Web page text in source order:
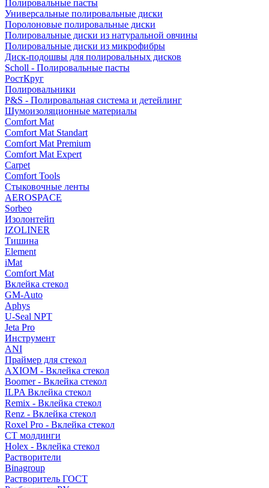
Полировальные пасты
Универсальные полировальные диски
Поролоновые полировальные диски
Полировальные диски из натуральной овчины
Полировальные диски из микрофибры
Диск-подошвы для полировальных дисков
Scholl - Полировальные пасты
РостКруг
Полировальники
P&S - Полировальная система и детейлинг
Шумоизоляционные материалы
Comfort Mat
Comfort Mat Standart
Comfort Mat Premium
Comfort Mat Expert
Carpet
Comfort Tools
Стыковочные ленты
AEROSPACE
Sorbeo
Изолонтейп
IZOLINER
Тишина
Element
iMat
Comfort Mat
Вклейка стекол
GM-Auto
Aphys
U-Seal NPT
Jeta Pro
Инструмент
ANI
Праймер для стекол
AXIOM - Вклейка стекол
Boomer - Вклейка стекол
ILPA Вклейка стекол
Remix - Вклейка стекол
Renz - Вклейка стекол
Roxel Pro - Вклейка стекол
СТ молдинги
Holex - Вклейка стекол
Растворители
Binagroup
Растворитель ГОСТ